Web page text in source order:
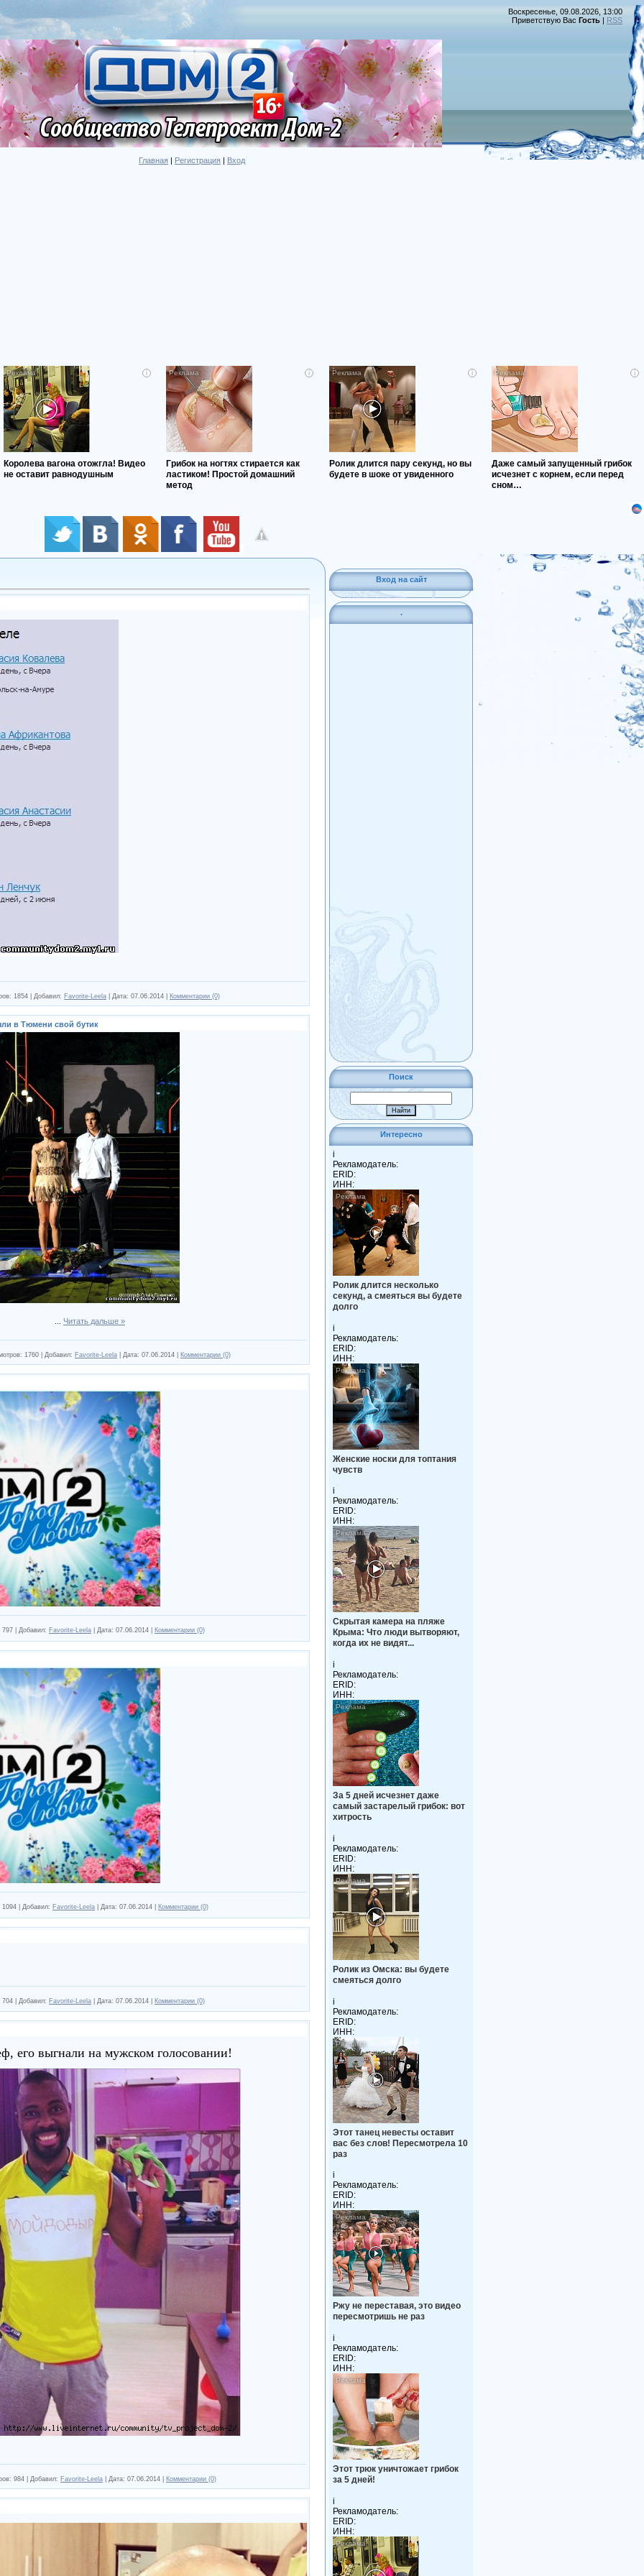
Главная | Регистрация | Вход
Воскресенье, 09.08.2026, 13:00
Приветствую Вас Гость | RSS
i
Королева вагона отожгла! Видео
не оставит равнодушным
i
Грибок на ногтях стирается как
ластиком! Простой домашний
метод
i
Ролик длится пару секунд, но вы
будете в шоке от увиденного
i
Даже самый запущенный грибок
исчезнет с корнем, если перед
сном…
1854 Добавил: Favorite-Leela Дата: 07.06.2014 Комментарии (0)
в Тюмени свой бутик
... Читать дальше »
1760 Добавил: Favorite-Leela Дата: 07.06.2014 Комментарии (0)
797 Добавил: Favorite-Leela Дата: 07.06.2014 Комментарии (0)
1094 Добавил: Favorite-Leela Дата: 07.06.2014 Комментарии (0)
704 Добавил: Favorite-Leela Дата: 07.06.2014 Комментарии (0)
его выгнали на мужском голосовании!
984 Добавил: Favorite-Leela Дата: 07.06.2014 Комментарии (0)
Вход на сайт
.
Поиск
Интересно
i
Рекламодатель:
ERID:
ИНН:
Ролик длится несколько
секунд, а смеяться вы будете
долго
i
Рекламодатель:
ERID:
ИНН:
Женские носки для топтания
чувств
i
Рекламодатель:
ERID:
ИНН:
Скрытая камера на пляже
Крыма: Что люди вытворяют,
когда их не видят...
i
Рекламодатель:
ERID:
ИНН:
За 5 дней исчезнет даже
самый застарелый грибок: вот
хитрость
i
Рекламодатель:
ERID:
ИНН:
Ролик из Омска: вы будете
смеяться долго
i
Рекламодатель:
ERID:
ИНН:
Этот танец невесты оставит
вас без слов! Пересмотрела 10
раз
i
Рекламодатель:
ERID:
ИНН:
Ржу не переставая, это видео
пересмотришь не раз
i
Рекламодатель:
ERID:
ИНН:
Этот трюк уничтожает грибок
за 5 дней!
i
Рекламодатель:
ERID:
ИНН: